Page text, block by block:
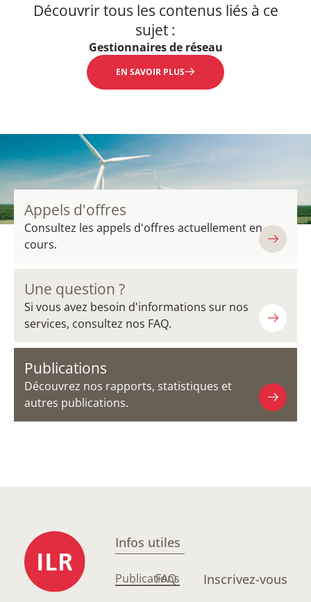
Découvrir tous les contenus liés à ce
sujet :
Gestionnaires de réseau
EN SAVOIR PLUS
Appels d'offres
Consultez les appels d'offres actuellement en
cours.
Une question ?
Si vous avez besoin d'informations sur nos
services, consultez nos FAQ.
Publications
Découvrez nos rapports, statistiques et
autres publications.
Infos utiles
Publications
FAQ Inscrivez-vous